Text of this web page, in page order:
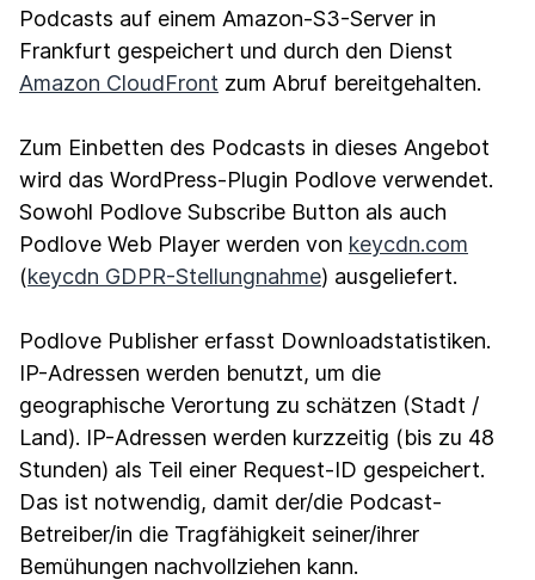
Podcasts auf einem Amazon-S3-Server in
Frankfurt gespeichert und durch den Dienst
Amazon CloudFront zum Abruf bereitgehalten.
Zum Einbetten des Podcasts in dieses Angebot
wird das WordPress-Plugin Podlove verwendet.
Sowohl Podlove Subscribe Button als auch
Podlove Web Player werden von keycdn.com
(keycdn GDPR-Stellungnahme) ausgeliefert.
Podlove Publisher erfasst Downloadstatistiken.
IP-Adressen werden benutzt, um die
geographische Verortung zu schätzen (Stadt /
Land). IP-Adressen werden kurzzeitig (bis zu 48
Stunden) als Teil einer Request-ID gespeichert.
Das ist notwendig, damit der/die Podcast-
Betreiber/in die Tragfähigkeit seiner/ihrer
Bemühungen nachvollziehen kann.